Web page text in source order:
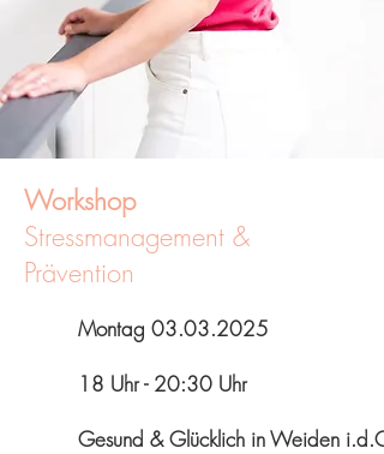
Workshop
Stressmanagement &
Prävention
Montag 03.03.2025
18 Uhr - 20:30 Uhr
Gesund & Glücklich in Weiden